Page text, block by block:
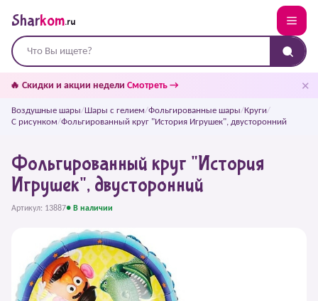
Sharkom.ru
🔥 Скидки и акции недели Смотреть → ✕
Воздушные шары/Шары с гелием/Фольгированные шары/Круги/
С рисунком/Фольгированный круг "История Игрушек", двусторонний
Фольгированный круг "История
Игрушек", двусторонний
Артикул: 13887● В наличии